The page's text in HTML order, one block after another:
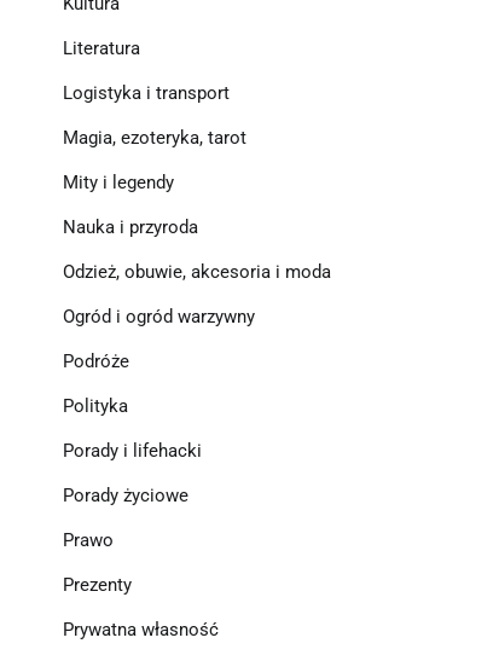
Literatura
Logistyka i transport
Magia, ezoteryka, tarot
Mity i legendy
Nauka i przyroda
Odzież, obuwie, akcesoria i moda
Ogród i ogród warzywny
Podróże
Polityka
Porady i lifehacki
Porady życiowe
Prawo
Prezenty
Prywatna własność